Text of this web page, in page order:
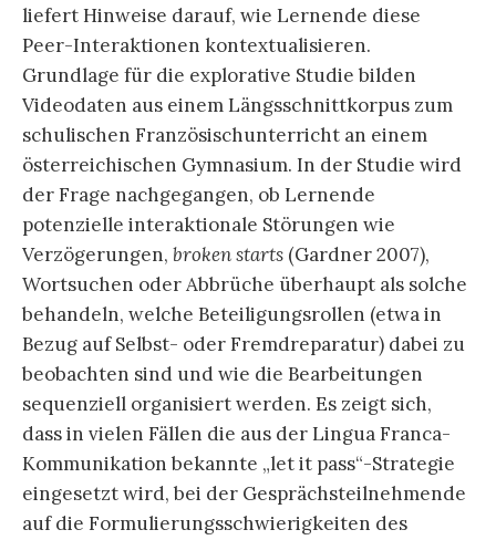
liefert Hinweise darauf, wie Lernende diese
Peer-Interaktionen kontextualisieren.
Grundlage für die explorative Studie bilden
Videodaten aus einem Längsschnittkorpus zum
schulischen Französischunterricht an einem
österreichischen Gymnasium. In der Studie wird
der Frage nachgegangen, ob Lernende
potenzielle interaktionale Störungen wie
Verzögerungen, broken starts (Gardner 2007),
Wortsuchen oder Abbrüche überhaupt als solche
behandeln, welche Beteiligungsrollen (etwa in
Bezug auf Selbst- oder Fremdreparatur) dabei zu
beobachten sind und wie die Bearbeitungen
sequenziell organisiert werden. Es zeigt sich,
dass in vielen Fällen die aus der Lingua Franca-
Kommunikation bekannte „let it pass“-Strategie
eingesetzt wird, bei der Gesprächsteilnehmende
auf die Formulierungsschwierigkeiten des